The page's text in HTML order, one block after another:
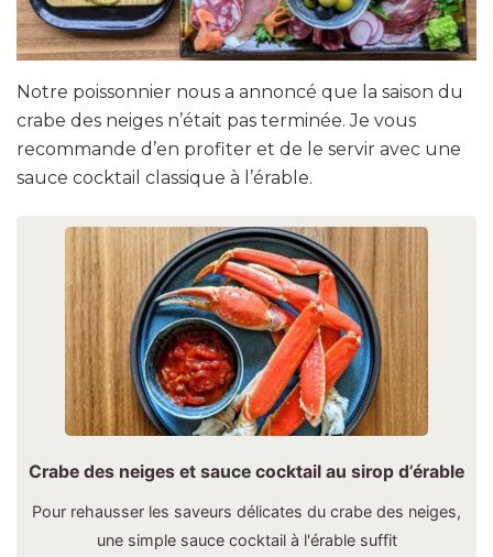
Notre poissonnier nous a annoncé que la saison du
crabe des neiges n’était pas terminée. Je vous
recommande d’en profiter et de le servir avec une
sauce cocktail classique à l’érable.
Crabe des neiges et sauce cocktail au sirop d’érable
Pour rehausser les saveurs délicates du crabe des neiges,
une simple sauce cocktail à l'érable suffit